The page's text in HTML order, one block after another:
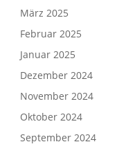
März 2025
Februar 2025
Januar 2025
Dezember 2024
November 2024
Oktober 2024
September 2024